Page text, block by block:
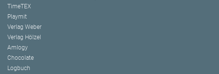
TimeTEX
Playmit
Verlag Weber
Verlag Hölzel
Amlogy
Chocolate
Logbuch